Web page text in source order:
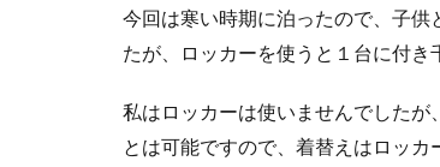
8
宿
泊
た
パ
今回は寒い時期に泊ったので、子
たが、ロッカーを使うと１台に付き
私はロッカーは使いませんでしたが
とは可能ですので、着替えはロッ